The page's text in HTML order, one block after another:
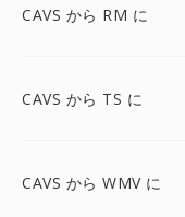
CAVS から RM に
CAVS から TS に
CAVS から WMV に